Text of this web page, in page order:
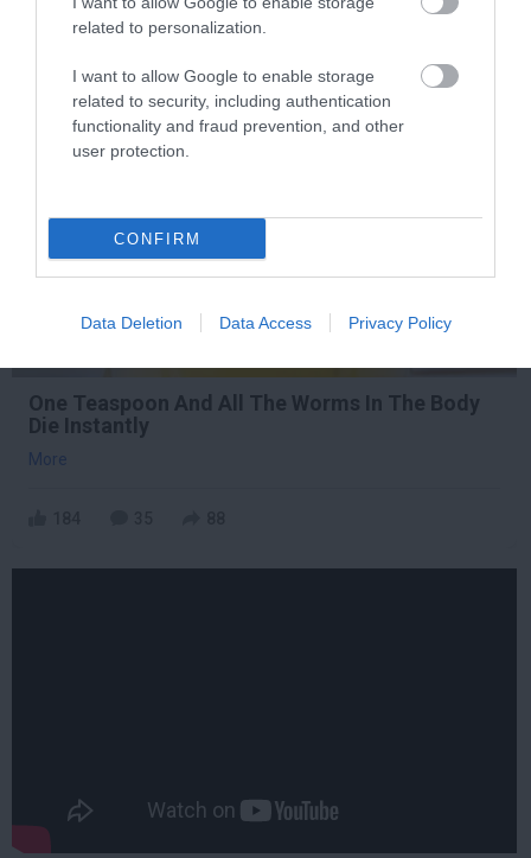
related to personalization.
I want to allow Google to enable storage
related to security, including authentication
functionality and fraud prevention, and other
user protection.
CONFIRM
Data Deletion Data Access Privacy Policy
492 41 90
5 h 52 min
One Teaspoon And All The Worms In The Body
Die Instantly
More